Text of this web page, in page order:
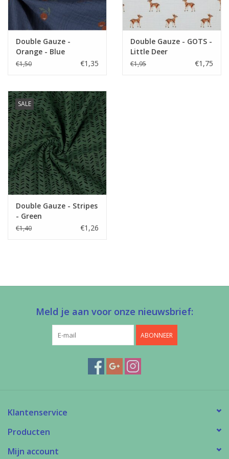
Double Gauze -
Orange - Blue
€1,50 €1,35
Double Gauze - GOTS -
Little Deer
€1,95 €1,75
SALE
Double Gauze - Stripes
- Green
€1,40 €1,26
Meld je aan voor onze nieuwsbrief:
ABONNEER
Klantenservice
Producten
Mijn account